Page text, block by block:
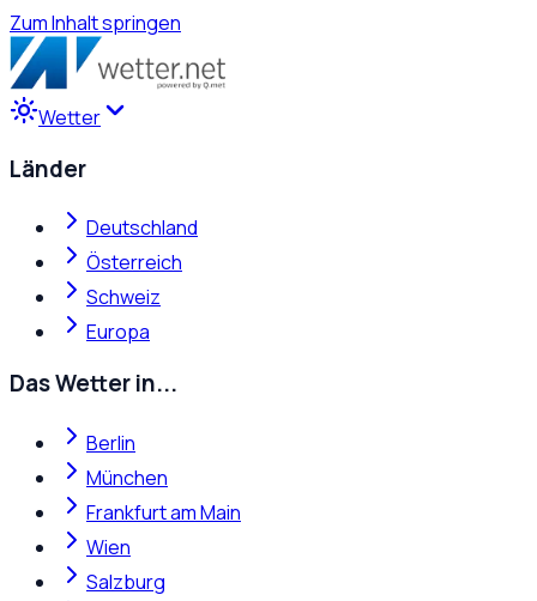
Zum Inhalt springen
Wetter
Länder
Deutschland
Österreich
Schweiz
Europa
Das Wetter in...
Berlin
München
Frankfurt am Main
Wien
Salzburg